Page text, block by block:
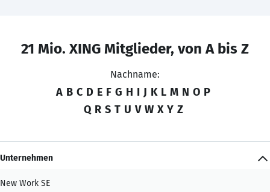
21 Mio. XING Mitglieder, von A bis Z
Nachname:
A B C D E F G H I J K L M N O P
Q R S T U V W X Y Z
Unternehmen
New Work SE